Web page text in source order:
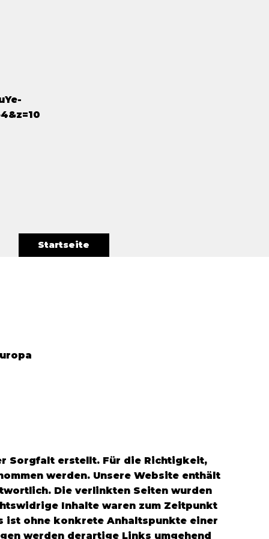
Startseite
Sorgfalt erstellt. Für die Richtigkeit,
werden. Unsere Website enthält
Die verlinkten Seiten wurden
Inhalte waren zum Zeitpunkt
ist ohne konkrete Anhaltspunkte einer
werden derartige Links umgehend